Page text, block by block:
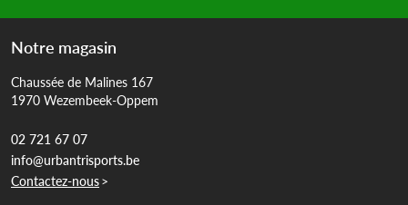
Notre magasin
Chaussée de Malines 167
1970 Wezembeek-Oppem
02 721 67 07
info@urbantrisports.be
Contactez-nous>